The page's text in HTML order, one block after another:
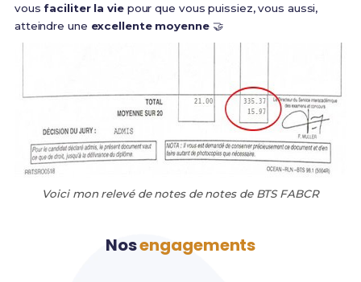
vousfaciliter la viepour que vous puissiez, vous aussi,
atteindre une excellente moyenne🤝
Voici mon relevé de notes de notes de BTS FABCR
Nosengagements